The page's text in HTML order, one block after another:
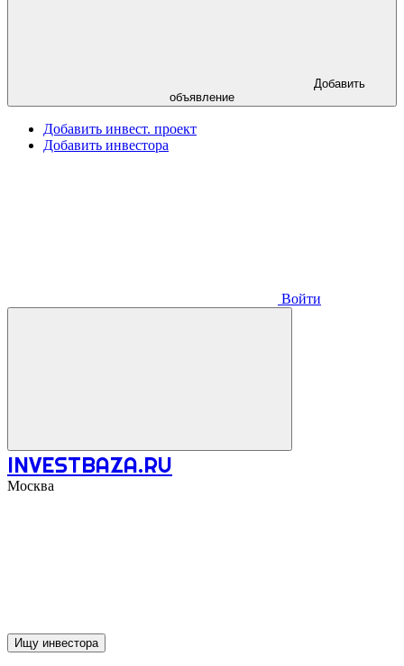
объявление
Добавить инвест. проект
Добавить инвестора
Войти
INVESTBAZA.RU
Москва
Ищу инвестора